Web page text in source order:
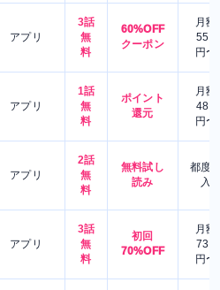
アプリ
3話
無
料
60%OFF
クーポン
月額
550
円〜
アプリ
1話
無
料
ポイント
還元
月額
480
円〜
アプリ
2話
無
料
無料試し
読み
都度
入
アプリ
3話
無
料
初回
70%OFF
月額
730
円〜